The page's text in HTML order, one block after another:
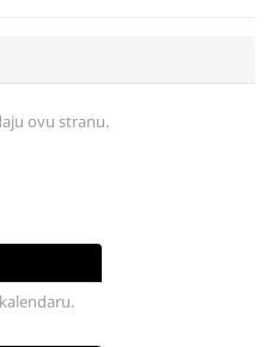
ovu stranu.